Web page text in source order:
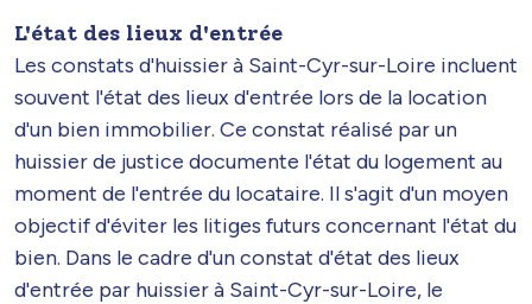
L'état des lieux d'entrée
Les constats d'huissier à Saint-Cyr-sur-Loire incluent
souvent l'état des lieux d'entrée lors de la location
d'un bien immobilier. Ce constat réalisé par un
huissier de justice documente l'état du logement au
moment de l'entrée du locataire. Il s'agit d'un moyen
objectif d'éviter les litiges futurs concernant l'état du
bien. Dans le cadre d'un constat d'état des lieux
d'entrée par huissier à Saint-Cyr-sur-Loire, le